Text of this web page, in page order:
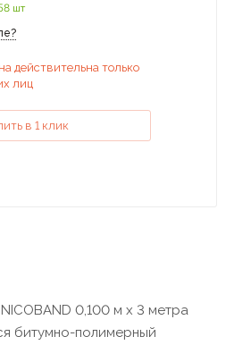
шт
действительна только
лиц
в 1 клик
0,100 м х 3 метра
битумно-полимерный